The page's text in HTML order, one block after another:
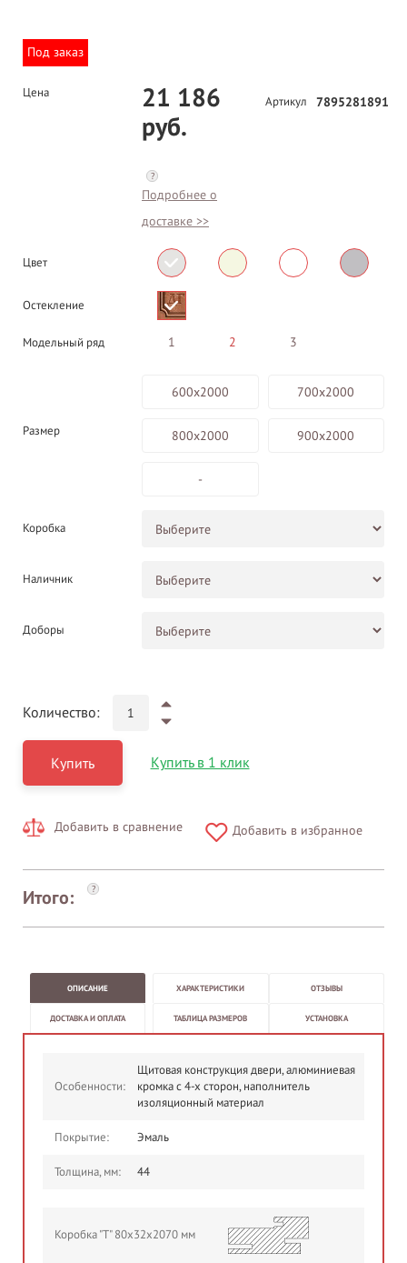
Под заказ
Цена
21 186
руб.
?
Подробнее о
доставке >>
Артикул 7895281891
Цвет
Остекление
Модельный ряд 1 2 3
Размер
600х2000 700х2000
800х2000 900х2000
-
Коробка
Наличник
Доборы
Количество:
Купить Купить в 1 клик
Добавить в сравнение Добавить в избранное
Итого: ?
ОПИСАНИЕ ХАРАКТЕРИСТИКИ ОТЗЫВЫ
ДОСТАВКА И ОПЛАТА ТАБЛИЦА РАЗМЕРОВ УСТАНОВКА
Особенности:
Щитовая конструкция двери, алюминиевая
кромка с 4-х сторон, наполнитель
изоляционный материал
Покрытие: Эмаль
Толщина, мм: 44
Коробка "Т" 80х32х2070 мм